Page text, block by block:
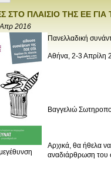
ΣΤΟ ΠΛΑΙΣΙΟ ΤΗΣ ΕΕ
2016
Πανελλαδική
Αθήνα, 2-3 Απρίλη
Βαγγελιώ
Αρχικά, θα ήθελα
αναδιάρθρωση του